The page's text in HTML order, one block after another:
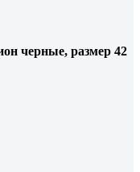
черные, размер 42